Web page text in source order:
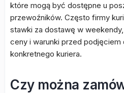
które mogą być dostępne u
przewoźników. Często firmy
stawki za dostawę w
ceny i warunki przed
konkretnego kuriera.
Czy można